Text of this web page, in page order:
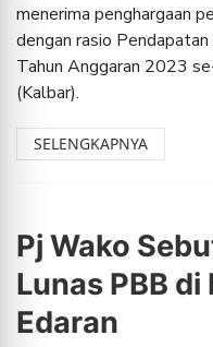
dengan rasio
Tahun Anggaran 2023
(Kalbar).
SELENGKAPNYA
Pj Wako
Lunas PBB di
Edaran